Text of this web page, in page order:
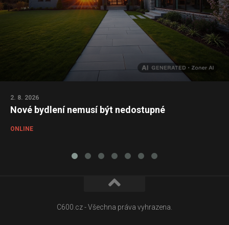
2. 8. 2026
Nové bydlení nemusí být nedostupné
ONLINE
C600.cz - Všechna práva vyhrazena.